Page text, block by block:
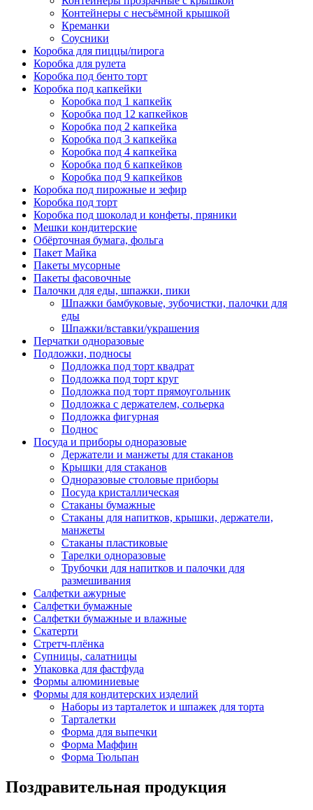
Контейнеры с несъёмной крышкой
Креманки
Соусники
Коробка для пиццы/пирога
Коробка для рулета
Коробка под бенто торт
Коробка под капкейки
Коробка под 1 капкейк
Коробка под 12 капкейков
Коробка под 2 капкейка
Коробка под 3 капкейка
Коробка под 4 капкейка
Коробка под 6 капкейков
Коробка под 9 капкейков
Коробка под пирожные и зефир
Коробка под торт
Коробка под шоколад и конфеты, пряники
Мешки кондитерские
Обёрточная бумага, фольга
Пакет Майка
Пакеты мусорные
Пакеты фасовочные
Палочки для еды, шпажки, пики
Шпажки бамбуковые, зубочистки, палочки для
еды
Шпажки/вставки/украшения
Перчатки одноразовые
Подложки, подносы
Подложка под торт квадрат
Подложка под торт круг
Подложка под торт прямоугольник
Подложка с держателем, сольерка
Подложка фигурная
Поднос
Посуда и приборы одноразовые
Держатели и манжеты для стаканов
Крышки для стаканов
Одноразовые столовые приборы
Посуда кристаллическая
Стаканы бумажные
Стаканы для напитков, крышки, держатели,
манжеты
Стаканы пластиковые
Тарелки одноразовые
Трубочки для напитков и палочки для
размешивания
Салфетки ажурные
Салфетки бумажные
Салфетки бумажные и влажные
Скатерти
Стретч-плёнка
Супницы, салатницы
Упаковка для фастфуда
Формы алюминиевые
Формы для кондитерских изделий
Наборы из тарталеток и шпажек для торта
Тарталетки
Форма для выпечки
Форма Маффин
Форма Тюльпан
Поздравительная продукция